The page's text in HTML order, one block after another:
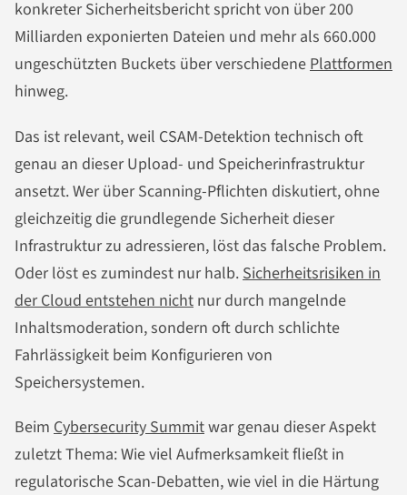
konkreter Sicherheitsbericht spricht von über 200
Milliarden exponierten Dateien und mehr als 660.000
ungeschützten Buckets über verschiedene Plattformen
hinweg.
Das ist relevant, weil CSAM-Detektion technisch oft
genau an dieser Upload- und Speicherinfrastruktur
ansetzt. Wer über Scanning-Pflichten diskutiert, ohne
gleichzeitig die grundlegende Sicherheit dieser
Infrastruktur zu adressieren, löst das falsche Problem.
Oder löst es zumindest nur halb. Sicherheitsrisiken in
der Cloud entstehen nicht nur durch mangelnde
Inhaltsmoderation, sondern oft durch schlichte
Fahrlässigkeit beim Konfigurieren von
Speichersystemen.
Beim Cybersecurity Summitwar genau dieser Aspekt
zuletzt Thema: Wie viel Aufmerksamkeit fließt in
regulatorische Scan-Debatten, wie viel in die Härtung